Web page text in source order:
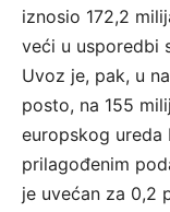
iznosio 172,2
veći u usporedbi
Uvoz je, pak, u
posto, na 155
europskog ureda
prilagođenim
je uvećan za 0,2